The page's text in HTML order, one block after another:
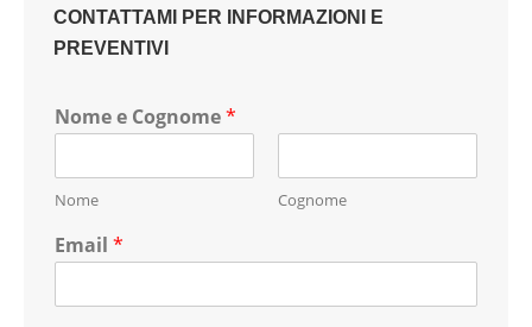
CONTATTAMI PER INFORMAZIONI E
PREVENTIVI
Nome e Cognome*
Nome Cognome
Email *